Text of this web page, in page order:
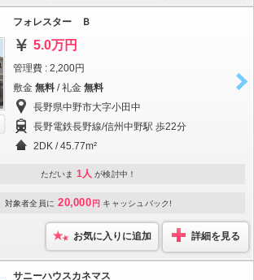
フォレスター Ｂ
5.0万円
管理費 : 2,200円
敷金 無料 / 礼金 無料
長野県中野市大字小田中
長野電鉄長野線/信州中野駅 歩22分
2DK / 45.77m²
ただいま 1人 が検討中！
対象者全員に 20,000 円 キャッシュバック!
お気に入りに追加 詳細を見る
サニーハウスカネマス